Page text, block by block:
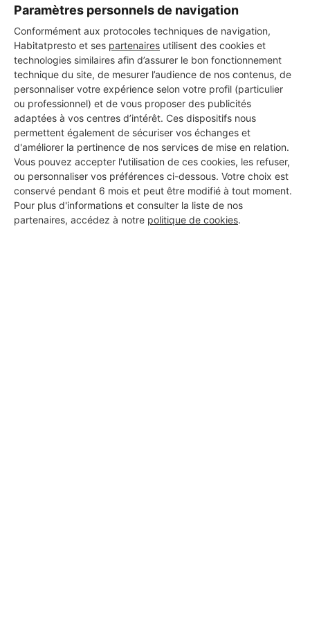
Paramètres personnels de navigation
Conformément aux protocoles techniques de navigation,
Habitatpresto et ses partenaires utilisent des cookies et
technologies similaires afin d’assurer le bon fonctionnement
technique du site, de mesurer l’audience de nos contenus, de
personnaliser votre expérience selon votre profil (particulier
ou professionnel) et de vous proposer des publicités
adaptées à vos centres d’intérêt. Ces dispositifs nous
permettent également de sécuriser vos échanges et
d'améliorer la pertinence de nos services de mise en relation.
Vous pouvez accepter l'utilisation de ces cookies, les refuser,
ou personnaliser vos préférences ci-dessous. Votre choix est
conservé pendant 6 mois et peut être modifié à tout moment.
Pour plus d'informations et consulter la liste de nos
partenaires, accédez à notre politique de cookies.
DEMANDER UN DEVIS